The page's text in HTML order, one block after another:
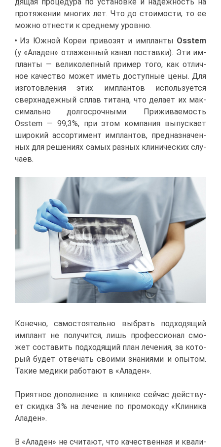
про­тя­же­нии мно­гих лет. Что до сто­и­мо­сти, то ее
мож­но от­не­сти к сред­не­му уров­ню.
Из Юж­ной Ко­реи при­во­зят и им­план­ты Osstem
(у «Ала­ден» от­ла­жен­ный ка­нал по­став­ки). Эти им­
план­ты — ве­ли­ко­леп­ный при­мер то­го, как от­лич­
ное ка­че­ство мо­жет иметь до­ступ­ные це­ны. Для
из­го­тов­ле­ния этих им­план­тов ис­поль­зу­ет­ся
сверх­на­деж­ный сплав ти­та­на, что де­ла­ет их мак­
си­маль­но дол­го­сроч­ны­ми. При­жи­ва­е­мость
Osstem — 99,3%, при этом ком­па­ния вы­пус­ка­ет
ши­ро­кий ас­сор­ти­мент им­план­тов, пред­на­зна­чен­
ных для ре­ше­ни­ях са­мых раз­ных кли­ни­че­ских слу­
ча­ев.
Ко­неч­но, са­мо­сто­я­тель­но вы­брать под­хо­дя­щий
им­плант не по­лу­чит­ся, лишь про­фес­си­о­нал смо­
жет со­ста­вить под­хо­дя­щий план ле­че­ния, за ко­то­
рый бу­дет от­ве­чать сво­и­ми зна­ни­я­ми и опы­том.
Та­кие ме­ди­ки ра­бо­та­ют в «Ала­ден».
При­ят­ное до­пол­не­ние: в кли­ни­ке сей­час дей­ству­
ет скид­ка 3% на ле­че­ние по про­мо­ко­ду «Кли­ни­ка
Ала­ден».
В «Ала­ден» не счи­та­ют, что ка­че­ствен­ная и ква­ли­